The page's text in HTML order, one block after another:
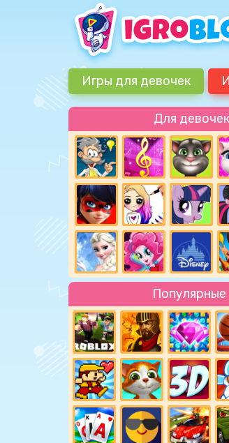
Игры для девочек
Для девочек
Популярные